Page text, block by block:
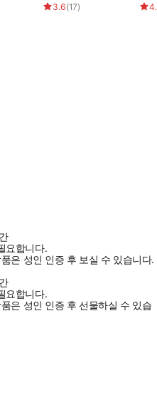
3.6(17)
요합니다.
은 성인 인증 후 보실 수 있습니다.
요합니다.
은 성인 인증 후 선물하실 수 있습